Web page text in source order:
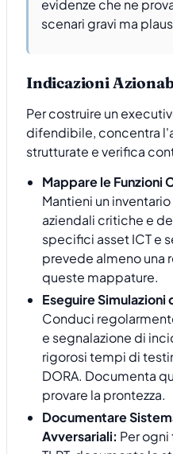
evidenze che ne
scenari gravi ma
Indicazioni
Per costruire un
difendibile, concentra
strutturate e verifica
Mappare le Funzioni
Mantieni un
aziendali critiche e
specifici asset ICT e
prevede almeno una
queste mappature.
Eseguire
Conduci
e segnalazione di
rigorosi tempi di
DORA. Documenta
provare la prontezza.
Documentare
Avversariali: Per ogni